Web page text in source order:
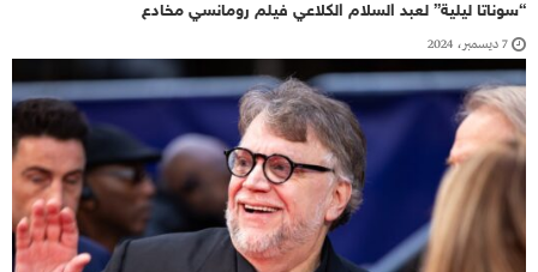
“سوناتا ليلية” لعبد السلام الكلاعي فيلم رومانسي مخادع
7 ديسمبر، 2024